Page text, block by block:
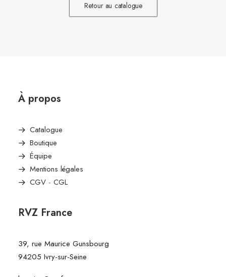
Retour au catalogue
À propos
Catalogue
Boutique
Équipe
Mentions légales
CGV- CGL
RVZ France
39, rue Maurice Gunsbourg
94205 Ivry-sur-Seine